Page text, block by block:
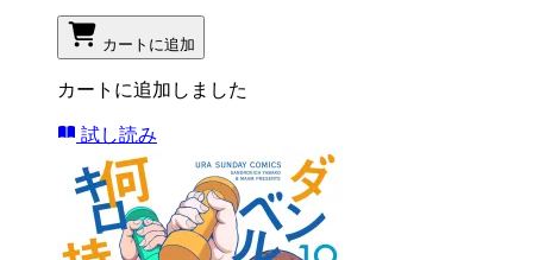
カートに追加
カートに追加しました
試し読み